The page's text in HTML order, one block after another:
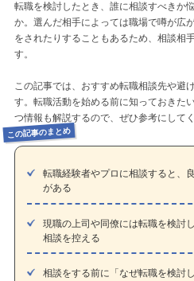
転職を検討したとき、誰に相談すべきか
か。選んだ相手によっては職場で噂が広
をされたりすることもあるため、相談相
す。
この記事では、おすすめ転職相談先や避
す。転職活動を始める前に知っておきた
つ情報も解説するので、ぜひ参考にしてく
この記事のまとめ
転職経験者やプロに相談すると、
がある
現職の上司や同僚には転職を検討
相談を控える
相談をする前に「なぜ転職を検討